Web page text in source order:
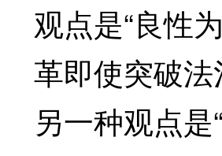
观点是“良性
革即使突破
另一种观点